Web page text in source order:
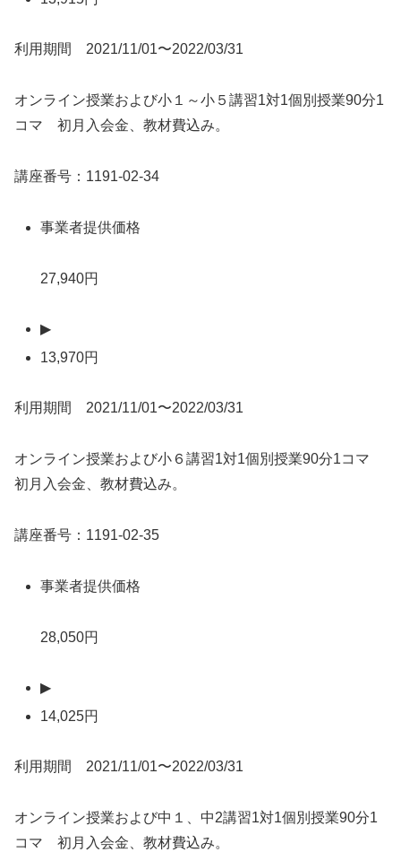
利用期間 2021/11/01〜2022/03/31
オンライン授業および小１～小５講習1対1個別授業90分1
コマ 初月入会金、教材費込み。
講座番号：1191-02-34
事業者提供価格
27,940円
▶
13,970円
利用期間 2021/11/01〜2022/03/31
オンライン授業および小６講習1対1個別授業90分1コマ
初月入会金、教材費込み。
講座番号：1191-02-35
事業者提供価格
28,050円
▶
14,025円
利用期間 2021/11/01〜2022/03/31
オンライン授業および中１、中2講習1対1個別授業90分1
コマ 初月入会金、教材費込み。